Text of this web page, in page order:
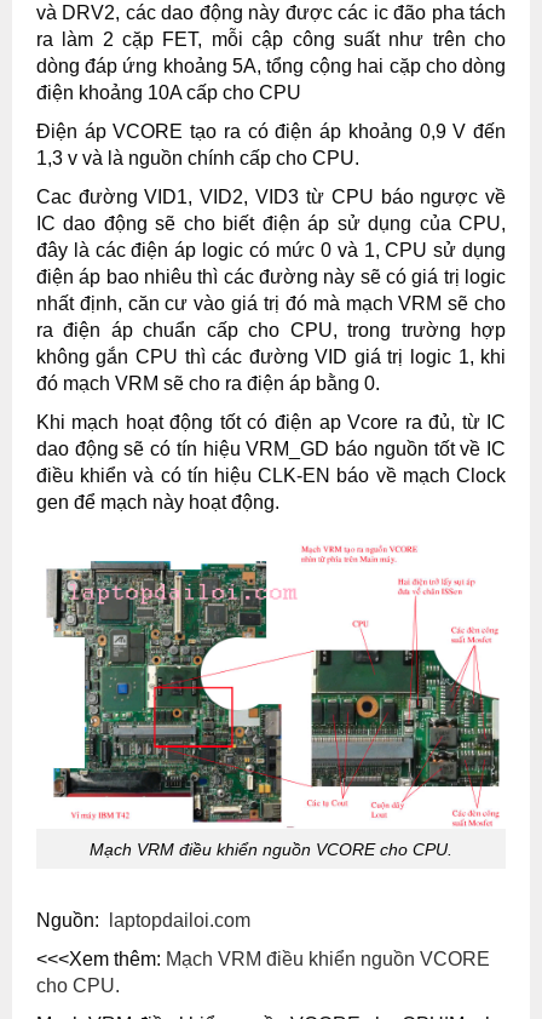
và DRV2, các dao động này được các ic đão pha tách
ra làm 2 cặp FET, mỗi cập công suất như trên cho
dòng đáp ứng khoảng 5A, tổng cộng hai cặp cho dòng
điện khoảng 10A cấp cho CPU
Điện áp VCORE tạo ra có điện áp khoảng 0,9 V đến
1,3 v và là nguồn chính cấp cho CPU.
Cac đường VID1, VID2, VID3 từ CPU báo ngược về
IC dao động sẽ cho biết điện áp sử dụng của CPU,
đây là các điện áp logic có mức 0 và 1, CPU sử dụng
điện áp bao nhiêu thì các đường này sẽ có giá trị logic
nhất định, căn cư vào giá trị đó mà mạch VRM sẽ cho
ra điện áp chuẩn cấp cho CPU, trong trường hợp
không gắn CPU thì các đường VID giá trị logic 1, khi
đó mạch VRM sẽ cho ra điện áp bằng 0.
Khi mạch hoạt động tốt có điện ap Vcore ra đủ, từ IC
dao động sẽ có tín hiệu VRM_GD báo nguồn tốt về IC
điều khiển và có tín hiệu CLK-EN báo về mạch Clock
gen để mạch này hoạt động.
Mạch VRM điều khiển nguồn VCORE cho CPU.
Nguồn:
laptopdailoi.com
<<<Xem thêm: Mạch VRM điều khiển nguồn VCORE
cho CPU.